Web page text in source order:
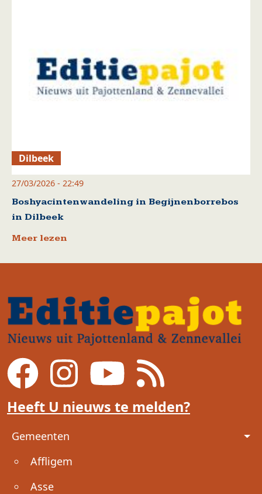
Dilbeek
27/03/2026 - 22:49
Boshyacintenwandeling in Begijnenborrebos
in Dilbeek
Meer lezen
Heeft U nieuws te melden?
Voet
Gemeenten
Affligem
Asse